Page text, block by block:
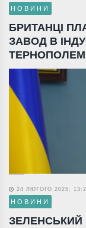
НОВИНИ
БРИТАНЦІ
ЗАВОД В
ТЕРНОПОЛЕМ
24 ЛЮТОГО 2025,
НОВИНИ
ЗЕЛЕНСЬКИЙ